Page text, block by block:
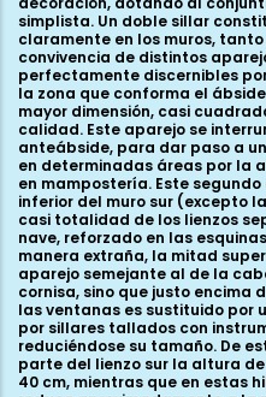
simplista. Un doble sillar
claramente en los muros,
convivencia de distintos
perfectamente discernibles
la zona que conforma el
mayor dimensión, casi
calidad. Este aparejo se
anteábside, para dar paso a
en determinadas áreas por la
en mampostería. Este
inferior del muro sur (excepto
casi totalidad de los lienzos
nave, reforzado en las
manera extraña, la mitad
aparejo semejante al de la
cornisa, sino que justo encima
las ventanas es sustituido por
por sillares tallados con
reduciéndose su tamaño. De
parte del lienzo sur la altura
40 cm, mientras que en estas